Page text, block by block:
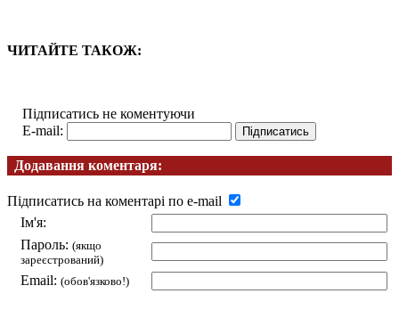
ЧИТАЙТЕ ТАКОЖ:
Підписатись не коментуючи
E-mail:
Додавання коментаря:
Підписатись на коментарі по e-mail
Ім'я:
Пароль: (якщо
зареєстрований)
Email: (обов'язково!)